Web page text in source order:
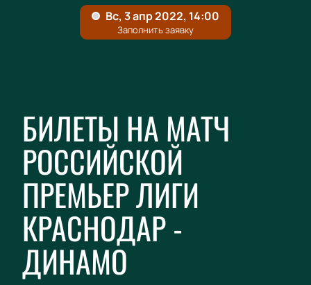
БИЛЕТЫ НА МАТЧ
РОССИЙСКОЙ
ПРЕМЬЕР ЛИГИ
КРАСНОДАР -
ДИНАМО